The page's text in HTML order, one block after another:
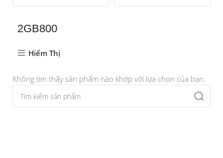
2GB800
Hiểm Thị
Không tìm thấy sản phẩm nào khớp với lựa chọn của bạn.